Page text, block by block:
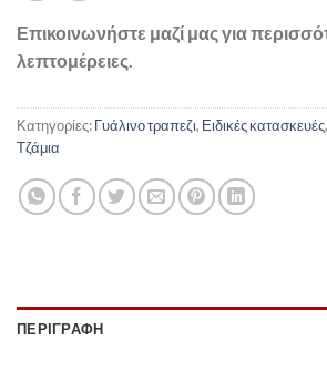
Επικοινωνήστε μαζί μας για
λεπτομέρειες.
Κατηγορίες:Γυάλινο τραπεζι, Ειδικές κατασκευές,
Τζάμια
ΠΕΡΙΓΡΑΦΉ